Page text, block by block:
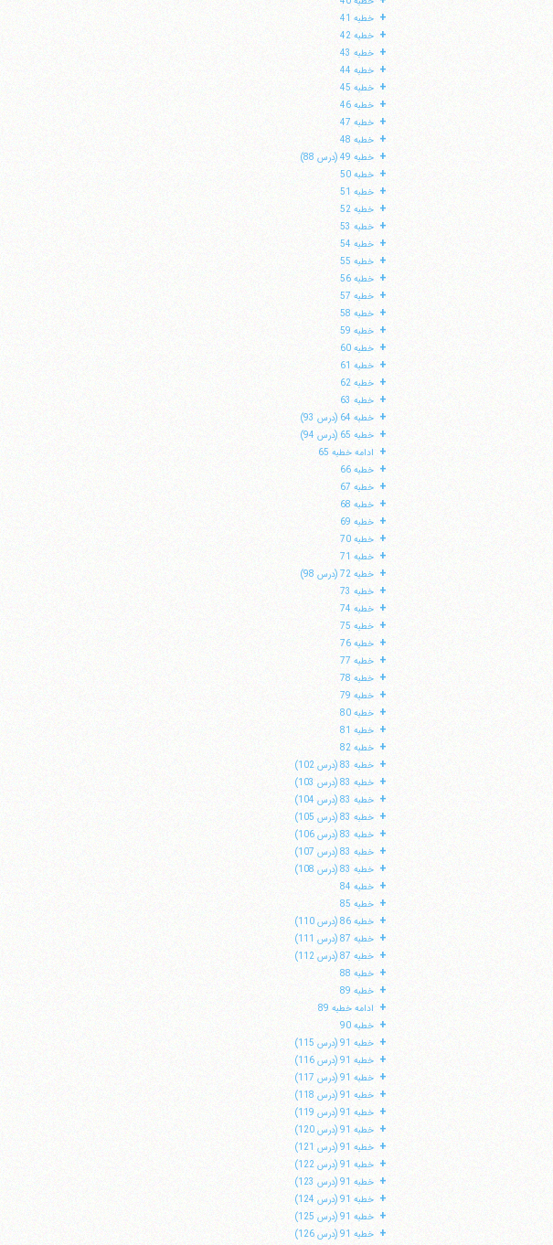
+ خطبه 41
+ خطبه 42
+ خطبه 43
+ خطبه 44
+ خطبه 45
+ خطبه 46
+ خطبه 47
+ خطبه 48
+ خطبه 49 (درس 88)
+ خطبه 50
+ خطبه 51
+ خطبه 52
+ خطبه 53
+ خطبه 54
+ خطبه 55
+ خطبه 56
+ خطبه 57
+ خطبه 58
+ خطبه 59
+ خطبه 60
+ خطبه 61
+ خطبه 62
+ خطبه 63
+ خطبه 64 (درس 93)
+ خطبه 65 (درس 94)
+ ادامه خطبه 65
+ خطبه 66
+ خطبه 67
+ خطبه 68
+ خطبه 69
+ خطبه 70
+ خطبه 71
+ خطبه 72 (درس 98)
+ خطبه 73
+ خطبه 74
+ خطبه 75
+ خطبه 76
+ خطبه 77
+ خطبه 78
+ خطبه 79
+ خطبه 80
+ خطبه 81
+ خطبه 82
+ خطبه 83 (درس 102)
+ خطبه 83 (درس 103)
+ خطبه 83 (درس 104)
+ خطبه 83 (درس 105)
+ خطبه 83 (درس 106)
+ خطبه 83 (درس 107)
+ خطبه 83 (درس 108)
+ خطبه 84
+ خطبه 85
+ خطبه 86 (درس 110)
+ خطبه 87 (درس 111)
+ خطبه 87 (درس 112)
+ خطبه 88
+ خطبه 89
+ ادامه خطبه 89
+ خطبه 90
+ خطبه 91 (درس 115)
+ خطبه 91 (درس 116)
+ خطبه 91 (درس 117)
+ خطبه 91 (درس 118)
+ خطبه 91 (درس 119)
+ خطبه 91 (درس 120)
+ خطبه 91 (درس 121)
+ خطبه 91 (درس 122)
+ خطبه 91 (درس 123)
+ خطبه 91 (درس 124)
+ خطبه 91 (درس 125)
+ خطبه 91 (درس 126)